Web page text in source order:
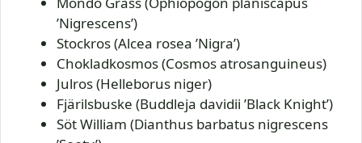
’Nigrescens’)
Stockros (Alcea rosea ’Nigra’)
Chokladkosmos (Cosmos atrosanguineus)
Julros (Helleborus niger)
Fjärilsbuske (Buddleja davidii ’Black Knight’)
Söt William (Dianthus barbatus nigrescens